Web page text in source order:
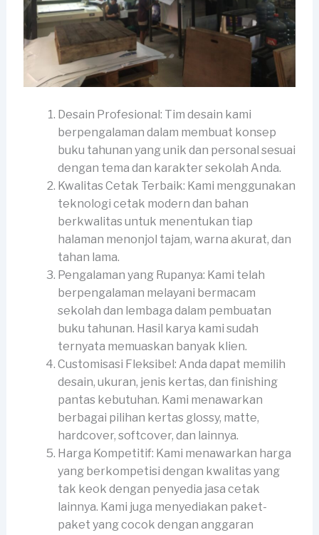
Desain Profesional: Tim desain kami
berpengalaman dalam membuat konsep
buku tahunan yang unik dan personal sesuai
dengan tema dan karakter sekolah Anda.
Kwalitas Cetak Terbaik: Kami menggunakan
teknologi cetak modern dan bahan
berkwalitas untuk menentukan tiap
halaman menonjol tajam, warna akurat, dan
tahan lama.
Pengalaman yang Rupanya: Kami telah
berpengalaman melayani bermacam
sekolah dan lembaga dalam pembuatan
buku tahunan. Hasil karya kami sudah
ternyata memuaskan banyak klien.
Customisasi Fleksibel: Anda dapat memilih
desain, ukuran, jenis kertas, dan finishing
pantas kebutuhan. Kami menawarkan
berbagai pilihan kertas glossy, matte,
hardcover, softcover, dan lainnya.
Harga Kompetitif: Kami menawarkan harga
yang berkompetisi dengan kwalitas yang
tak keok dengan penyedia jasa cetak
lainnya. Kami juga menyediakan paket-
paket yang cocok dengan anggaran